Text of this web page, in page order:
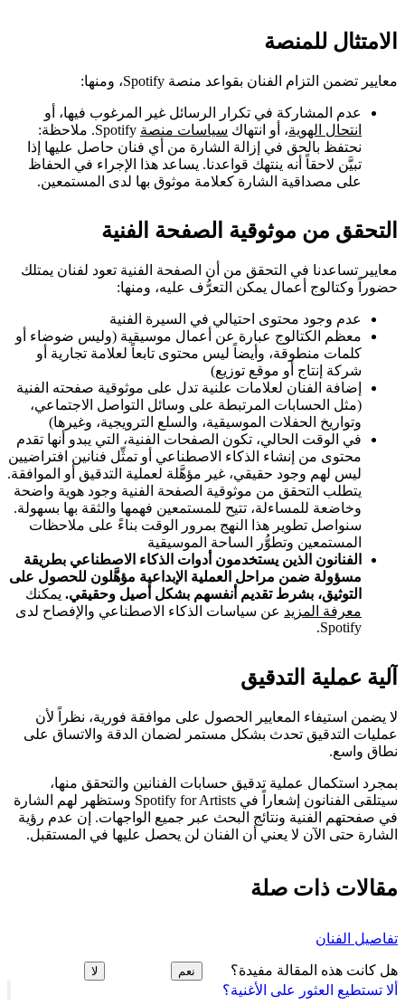
ألا تستطيع العثور على الأغنية؟
الامتثال للمنصة
معايير تضمن التزام الفنان بقواعد منصة Spotify، ومنها:
عدم المشاركة في تكرار الرسائل غير المرغوب فيها، أو
انتحال الهوية، أو انتهاك سياسات منصة
Spotify. ملاحظة:
نحتفظ بالحق في إزالة الشارة من أي فنان حاصل عليها إذا
تبيَّن لاحقاً أنه ينتهك قواعدنا. يساعد هذا الإجراء في الحفاظ
على مصداقية الشارة كعلامة موثوق بها لدى المستمعين.
التحقق من موثوقية الصفحة الفنية
معايير تساعدنا في التحقق من أن الصفحة الفنية تعود لفنان يمتلك
حضوراً وكتالوج أعمال يمكن التعرُّف عليه، ومنها:
عدم وجود محتوى احتيالي في السيرة الفنية
معظم الكتالوج عبارة عن أعمال موسيقية (وليس ضوضاء أو
كلمات منطوقة، وأيضاً ليس محتوى تابعاً لعلامة تجارية أو
شركة إنتاج أو موقع توزيع)
إضافة الفنان لعلامات علنية تدل على موثوقية صفحته الفنية
(مثل الحسابات المرتبطة على وسائل التواصل الاجتماعي،
وتواريخ الحفلات الموسيقية، والسلع الترويجية، وغيرها)
في الوقت الحالي، تكون الصفحات الفنية، التي يبدو أنها تقدم
محتوى من إنشاء الذكاء الاصطناعي أو تمثِّل فنانين افتراضيين
ليس لهم وجود حقيقي، غير مؤهَّلة لعملية التدقيق أو الموافقة.
يتطلب التحقق من موثوقية الصفحة الفنية وجود هوية واضحة
وخاضعة للمساءلة، تتيح للمستمعين فهمها والثقة بها بسهولة.
سنواصل تطوير هذا النهج بمرور الوقت بناءً على ملاحظات
المستمعين وتطوُّر الساحة الموسيقية
الفنانون الذين يستخدمون أدوات الذكاء الاصطناعي بطريقة
مسؤولة ضمن مراحل العملية الإبداعية مؤهَّلون للحصول على
التوثيق، بشرط تقديم أنفسهم بشكل أصيل وحقيقي. يمكنك
معرفة المزيد عن سياسات الذكاء الاصطناعي والإفصاح لدى
Spotify.
آلية عملية التدقيق
لا يضمن استيفاء المعايير الحصول على موافقة فورية، نظراً لأن
عمليات التدقيق تحدث بشكل مستمر لضمان الدقة والاتساق على
نطاق واسع.
بمجرد استكمال عملية تدقيق حسابات الفنانين والتحقق منها،
سيتلقى الفنانون إشعاراً في Spotify for Artists وستظهر لهم الشارة
في صفحتهم الفنية ونتائج البحث عبر جميع الواجهات. إن عدم رؤية
الشارة حتى الآن لا يعني أن الفنان لن يحصل عليها في المستقبل.
مقالات ذات صلة
تفاصيل الفنان
هل كانت هذه المقالة مفيدة؟ نعم لا